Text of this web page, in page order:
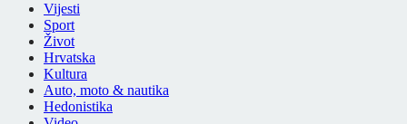
Vijesti
Sport
Život
Hrvatska
Kultura
Auto, moto & nautika
Hedonistika